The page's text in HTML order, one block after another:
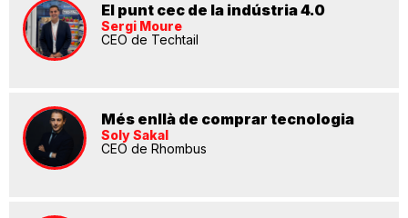
El punt cec de la indústria 4.0
Sergi Moure
CEO de Techtail
Més enllà de comprar tecnologia
Soly Sakal
CEO de Rhombus